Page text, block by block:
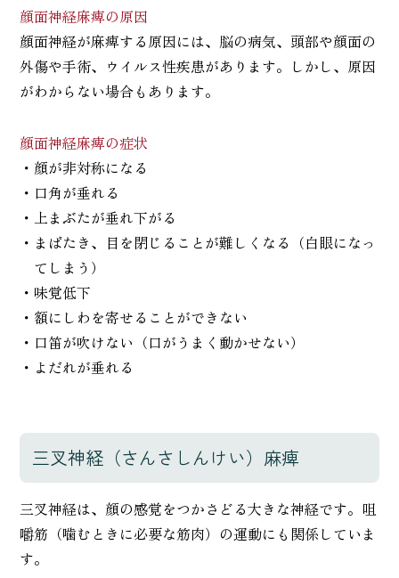
顔面神経麻痺の原因
顔面神経が麻痺する原因には、脳の病気、頭部や顔面の
外傷や手術、ウイルス性疾患があります。しかし、原因
がわからない場合もあります。
顔面神経麻痺の症状
・顔が非対称になる
・口角が垂れる
・上まぶたが垂れ下がる
・まばたき、目を閉じることが難しくなる（白眼になっ
てしまう）
・味覚低下
・額にしわを寄せることができない
・口笛が吹けない（口がうまく動かせない）
・よだれが垂れる
三叉神経（さんさしんけい）麻痺
三叉神経は、顔の感覚をつかさどる大きな神経です。咀
嚼筋（噛むときに必要な筋肉）の運動にも関係していま
す。